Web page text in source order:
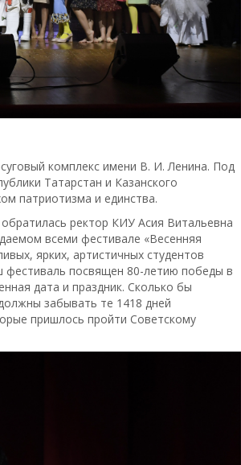
комплекс имени В. И. Ленина. Под
Татарстан и Казанского
патриотизма и единства.
ректор КИУ Асия Витальевна
всеми фестивале «Весенняя
ярких, артистичных студентов
фестиваль посвящен 80-летию победы в
дата и праздник. Сколько бы
забывать те 1418 дней
пришлось пройти Советскому